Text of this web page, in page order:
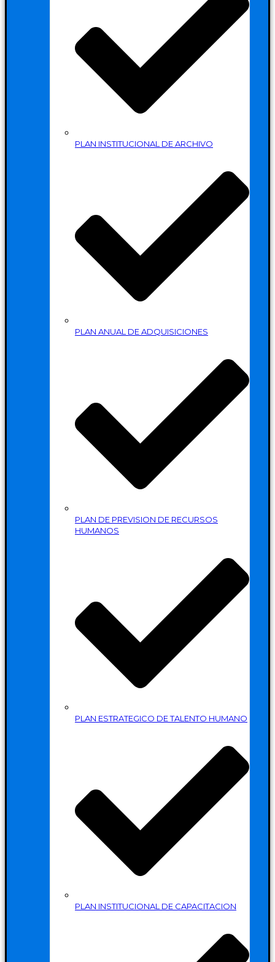
PLAN INSTITUCIONAL DE ARCHIVO
PLAN ANUAL DE ADQUISICIONES
PLAN DE PREVISION DE RECURSOS
HUMANOS
PLAN ESTRATEGICO DE TALENTO HUMANO
PLAN INSTITUCIONAL DE CAPACITACION